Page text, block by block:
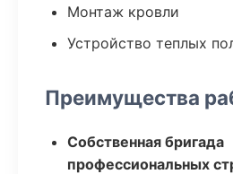
Монтаж кровли
Устройство теплых
Преимущества
Собственная бригада
профессиональных